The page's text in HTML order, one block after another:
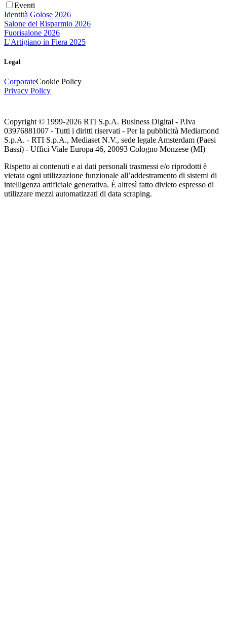
Eventi
Identità Golose 2026
Salone del Risparmio 2026
Fuorisalone 2026
L'Artigiano in Fiera 2025
Legal
CorporateCookie Policy
Privacy Policy
Copyright © 1999-2026 RTI S.p.A. Business Digital - P.Iva
03976881007 - Tutti i diritti riservati - Per la pubblicità Mediamond
S.p.A. - RTI S.p.A., Mediaset N.V., sede legale Amsterdam (Paesi
Bassi) - Uffici Viale Europa 46, 20093 Cologno Monzese (MI)
Rispetto ai contenuti e ai dati personali trasmessi e/o riprodotti è
vietata ogni utilizzazione funzionale all’addestramento di sistemi di
intelligenza artificiale generativa. È altresì fatto divieto espresso di
utilizzare mezzi automatizzati di data scraping.